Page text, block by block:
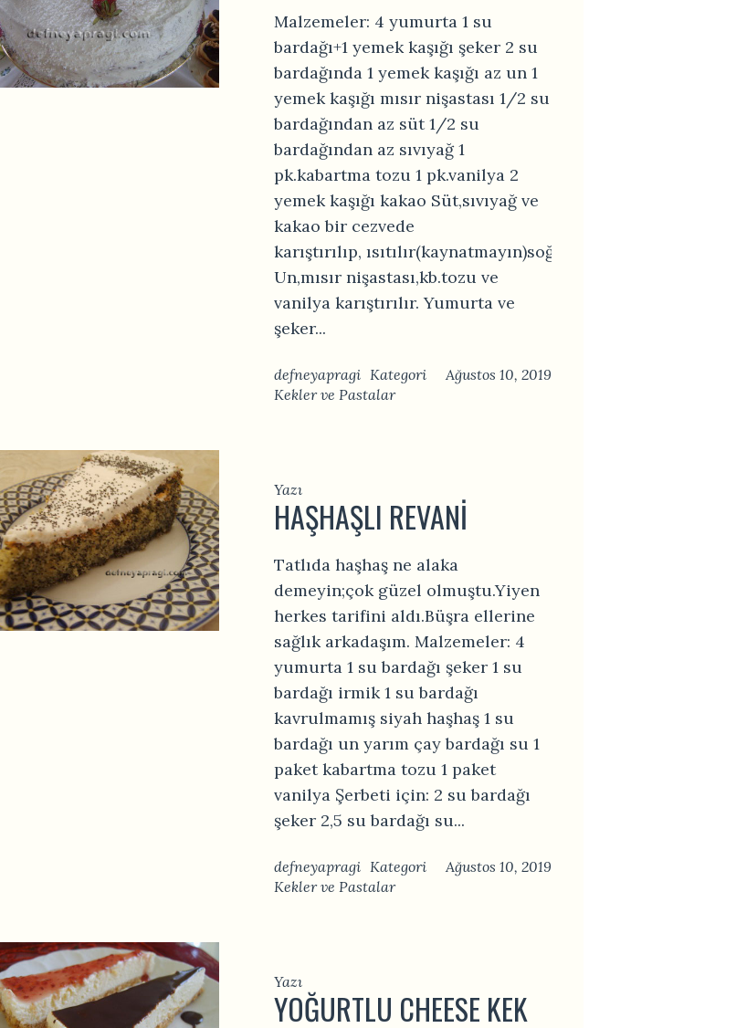
Malzemeler: 4 yumurta 1 su
bardağı+1 yemek kaşığı şeker 2 su
bardağında 1 yemek kaşığı az un 1
yemek kaşığı mısır nişastası 1/2 su
bardağından az süt 1/2 su
bardağından az sıvıyağ 1
pk.kabartma tozu 1 pk.vanilya 2
yemek kaşığı kakao Süt,sıvıyağ ve
kakao bir cezvede
karıştırılıp, ısıtılır(kaynatmayın)soğutulur.
Un,mısır nişastası,kb.tozu ve
vanilya karıştırılır. Yumurta ve
şeker...
Ağustos 10, 2019
defneyapragi Kategori
Kekler ve Pastalar
Yazı
HAŞHAŞLI REVANI
Tatlıda haşhaş ne alaka
demeyin;çok güzel olmuştu.Yiyen
herkes tarifini aldı.Büşra ellerine
sağlık arkadaşım. Malzemeler: 4
yumurta 1 su bardağı şeker 1 su
bardağı irmik 1 su bardağı
kavrulmamış siyah haşhaş 1 su
bardağı un yarım çay bardağı su 1
paket kabartma tozu 1 paket
vanilya Şerbeti için: 2 su bardağı
şeker 2,5 su bardağı su...
Ağustos 10, 2019
defneyapragi Kategori
Kekler ve Pastalar
Yazı
YOĞURTLU CHEESE KEK